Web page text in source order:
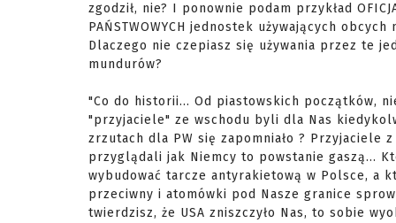
zgodził, nie? I ponownie podam przykład
PAŃSTWOWYCH jednostek używających obcych
Dlaczego nie czepiasz się używania przez te
mundurów?
"Co do historii... Od piastowskich początków,
"przyjaciele" ze wschodu byli dla Nas
zrzutach dla PW się zapomniało ? Przyjaciele
przyglądali jak Niemcy to powstanie gaszą...
wybudować tarcze antyrakietową w Polsce, a
przeciwny i atomówki pod Nasze granice
twierdzisz, że USA zniszczyło Nas, to sobie